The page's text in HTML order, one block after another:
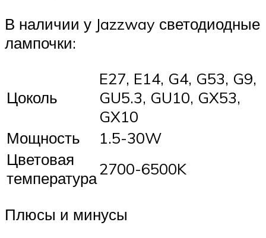
В наличии у Jazzway светодиодные
лампочки:
Цоколь
E27, E14, G4, G53, G9,
GU5.3, GU10, GX53,
GX10
Мощность
1.5-30W
Цветовая
температура2700-6500K
Плюсы и минусы